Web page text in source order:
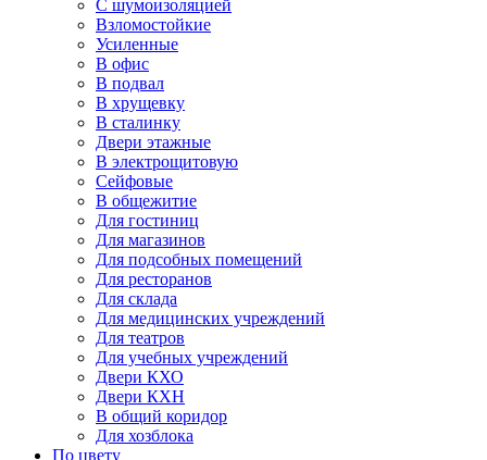
С шумоизоляцией
Взломостойкие
Усиленные
В офис
В подвал
В хрущевку
В сталинку
Двери этажные
В электрощитовую
Сейфовые
В общежитие
Для гостиниц
Для магазинов
Для подсобных помещений
Для ресторанов
Для склада
Для медицинских учреждений
Для театров
Для учебных учреждений
Двери КХО
Двери КХН
В общий коридор
Для хозблока
По цвету